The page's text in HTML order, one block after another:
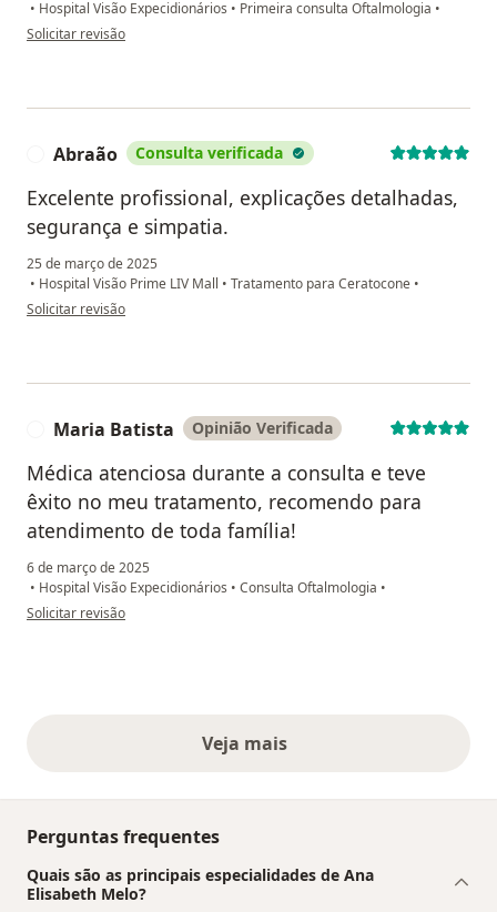
• Hospital Visão Expecidionários • Primeira consulta Oftalmologia •
na opinião do utilizador Jéssica F.
Solicitar revisão
Abraão Consulta verificada
Excelente profissional, explicações detalhadas,
segurança e simpatia.
25 de março de 2025
• Hospital Visão Prime LIV Mall • Tratamento para Ceratocone •
na opinião do utilizador Abraão
Solicitar revisão
Maria Batista Opinião Verificada
Médica atenciosa durante a consulta e teve
êxito no meu tratamento, recomendo para
atendimento de toda família!
6 de março de 2025
• Hospital Visão Expecidionários • Consulta Oftalmologia •
na opinião do utilizador Maria Batista
Solicitar revisão
Veja maisopiniões acima
Perguntas frequentes
Quais são as principais especialidades de Ana
Elisabeth Melo?